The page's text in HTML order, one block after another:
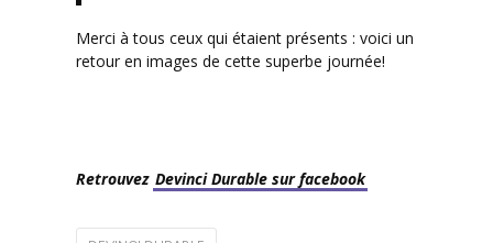
Merci à tous ceux qui étaient présents : voici un
retour en images de cette superbe journée!
Retrouvez Devinci Durable sur facebook